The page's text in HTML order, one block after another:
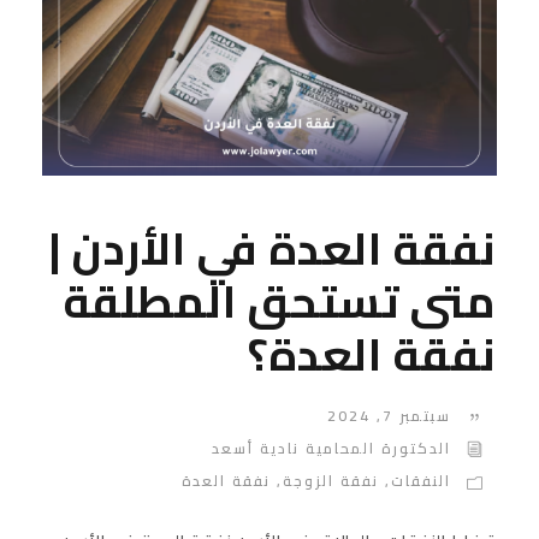
نفقة العدة في الأردن |
متى تستحق المطلقة
نفقة العدة؟
سبتمبر 7, 2024
الدكتورة المحامية نادية أسعد
النفقات, نفقة الزوجة, نفقة العدة